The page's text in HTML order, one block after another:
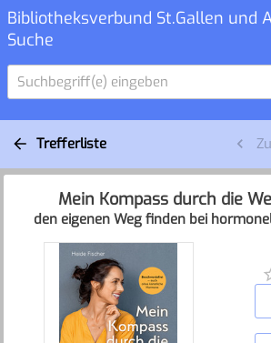
Bibliotheksverbund St.Gallen und
Suche
Suchbegriff(e) eingeben
Trefferliste
Mein Kompass durch die
den eigenen Weg finden bei